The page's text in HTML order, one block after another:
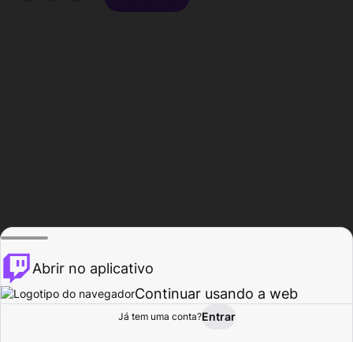
Procurar Atividade
Abrir no aplicativo
Continuar usando a web
Já tem uma conta?Entrar